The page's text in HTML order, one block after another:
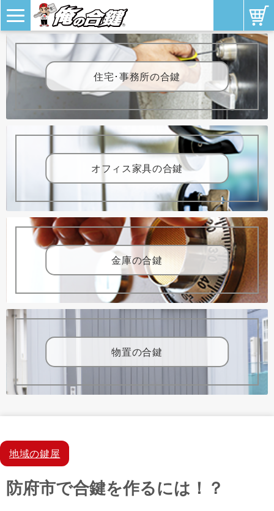
住宅･事務所の合鍵
オフィス家具の合鍵
金庫の合鍵
物置の合鍵
地域の鍵屋
防府市で合鍵を作るには！？